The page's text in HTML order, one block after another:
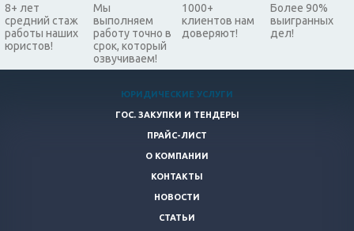
8+ лет
средний стаж
работы наших
юристов!
Мы
выполняем
работу точно в
срок, который
озвучиваем!
1000+
клиентов нам
доверяют!
Более 90%
выигранных
дел!
ЮРИДИЧЕСКИЕ УСЛУГИ
ГОС. ЗАКУПКИ И ТЕНДЕРЫ
ПРАЙС-ЛИСТ
О КОМПАНИИ
КОНТАКТЫ
НОВОСТИ
СТАТЬИ